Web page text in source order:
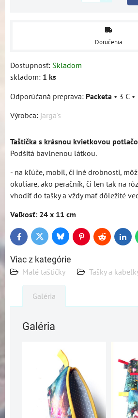
Doručenia
Dostupnosť: Skladom
skladom: 1 ks
Packeta • 3 € •
Výrobca: jarga's
Taštička s krásnou kvietkovou
Podšitá bavlnenou látkou.
- na kľúče, mobil, či iné drobnosti,
okuliare, ako peračník, či len tak na
vhodiť do tašky a vždy mať dôležité
Veľkosť: 24 x 11 cm
FacebookTwitter BlueskyPinterestReddit
Viac z kategórie
Malé taštičky Tašky a
Galéria
Galéria